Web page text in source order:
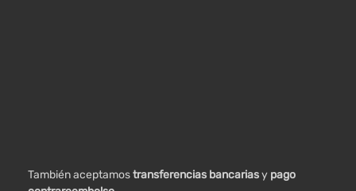
También aceptamostransferencias bancariasy pago